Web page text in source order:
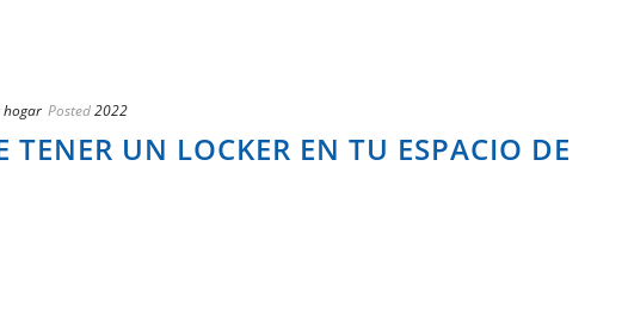
hogar Posted2022
TENER UN LOCKER EN TU ESPACIO DE